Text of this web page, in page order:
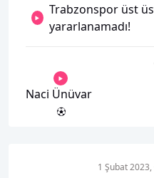
Trabzonspor üst
yararlanamadı!
Naci Ünüvar
1 Şubat